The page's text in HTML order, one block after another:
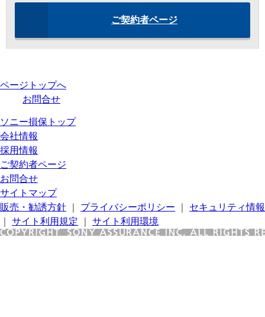
ご契約者ページ
ページトップへ
お問合せ
ソニー損保トップ
会社情報
採用情報
ご契約者ページ
お問合せ
サイトマップ
販売・勧誘方針
プライバシーポリシー
セキュリティ情報
サイト利用規定 サイト利用環境